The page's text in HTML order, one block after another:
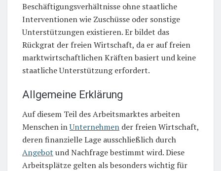
Beschäftigungsverhältnisse ohne staatliche
Interventionen wie Zuschüsse oder sonstige
Unterstützungen existieren. Er bildet das
Rückgrat der freien Wirtschaft, da er auf freien
marktwirtschaftlichen Kräften basiert und keine
staatliche Unterstützung erfordert.
Allgemeine Erklärung
Auf diesem Teil des Arbeitsmarktes arbeiten
Menschen inUnternehmen der freien Wirtschaft,
deren finanzielle Lage ausschließlich durch
Angebot und Nachfrage bestimmt wird. Diese
Arbeitsplätze gelten als besonders wichtig für